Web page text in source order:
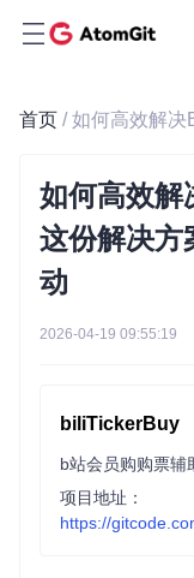
首页
如何高效解
这份解决方
动
2026-04-19 09:55:19
biliTickerBuy
b站会员购购票辅
项目地址：
https://